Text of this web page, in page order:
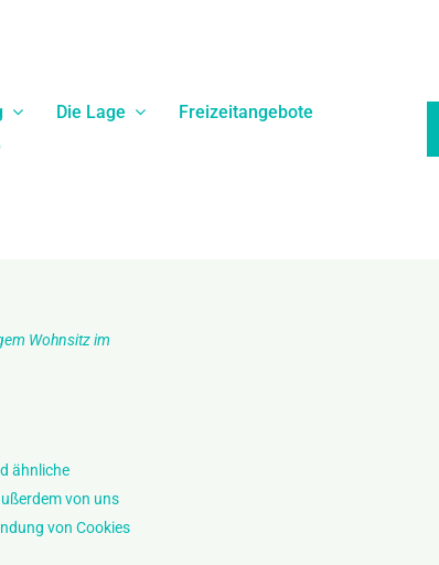
Die Lage
Freizeitangebote
Wohnsitz im
ähnliche
von uns
von Cookies